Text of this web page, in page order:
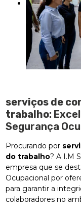
serviços de
trabalho:
Segurança
Procurando por
do trabalho? A I.M
empresa que se
Ocupacional por
para garantir a
colaboradores no